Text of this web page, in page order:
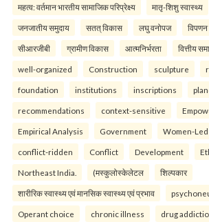
महत्व: वर्तमान भारतीय सामाजिक परिप्रेक्ष्य मातृ-शिशु स्वास्थ्य
जनजातीय समुदाय सतत् विकास लघु वनोपज विपणन
सीआरजीबी ग्रामीण विकास आत्मनिर्भरता वित्तीय
well-organized Construction sculpture
foundation institutions inscriptions
recommendations context-sensitive
Empirical Analysis Government Women-Led
conflict-ridden Conflict Development
Northeast India. (मस्कुलोस्केलेटल शिल्पकार
शारीरिक स्वास्थ्य एवं मानसिक स्वास्थ्य एवं प्रभाव
Operant choice chronic illness drug